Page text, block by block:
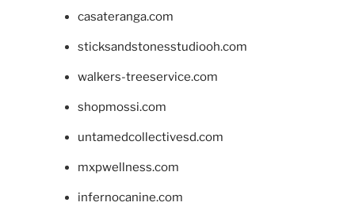
casateranga.com
sticksandstonesstudiooh.com
walkers-treeservice.com
shopmossi.com
untamedcollectivesd.com
mxpwellness.com
infernocanine.com